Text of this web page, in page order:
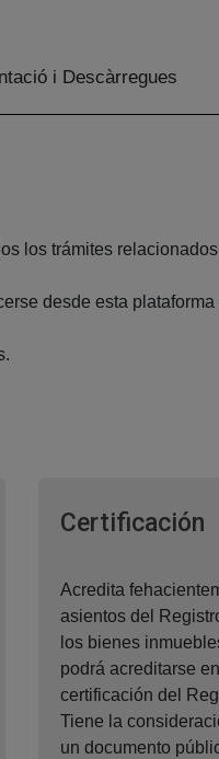
i Descàrregues
los trámites relacionados
desde esta
Certificación
Acredita
asientos del
los bienes
podrá acreditarse
certificación del
Tiene la
un documento